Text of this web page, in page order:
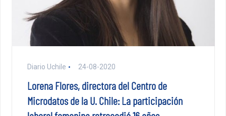
Diario Uchile 24-08-2020
Lorena Flores, directora del Centro de
Microdatos de la U. Chile: La participación